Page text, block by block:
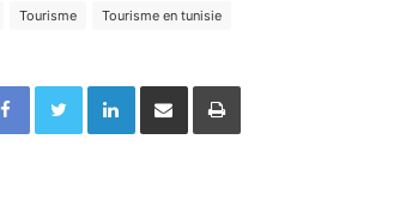
Tourisme Tourisme en tunisie
FacebookTwitterLinkedinPartager par email Imprimer